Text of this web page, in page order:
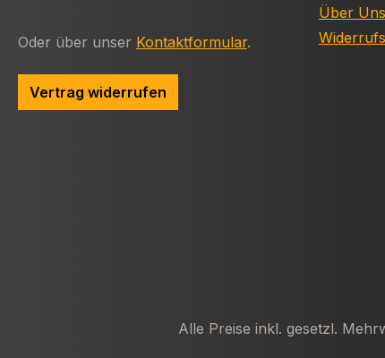
Oder über unser Kontaktformular.
Vertrag widerrufen
Über Uns
Alle Preise inkl. gesetzl.